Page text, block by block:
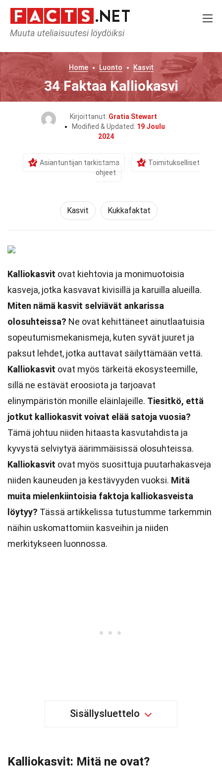
Muuta uteliaisuutesi löydöiksi
Home Luonto Kasvit
34 Faktaa Kalliokasvi
Kirjoittanut: Gratia Stewart
Modified & Updated: 19 Joulu
2024
Asiantuntijan tarkistama
Toimitukselliset
ohjeet
Kasvit Kukkafaktat
Kalliokasvit ovat kiehtovia ja monimuotoisia
kasveja, jotka kasvavat kivisillä ja karuilla alueilla.
Miten nämä kasvit selviävät ankarissa
olosuhteissa? Ne ovat kehittäneet ainutlaatuisia
sopeutumismekanismeja, kuten syvät juuret ja
paksut lehdet, jotka auttavat säilyttämään vettä.
Kalliokasvit ovat myös tärkeitä ekosysteemille,
sillä ne estävät eroosiota ja tarjoavat
elinympäristön monille eläinlajeille. Tiesitkö, että
jotkut kalliokasvit voivat elää satoja vuosia?
Tämä johtuu niiden hitaasta kasvutahdista ja
kyvystä selviytyä äärimmäisissä olosuhteissa.
Kalliokasvit ovat myös suosittuja puutarhakasveja
niiden kauneuden ja kestävyyden vuoksi. Mitä
muita mielenkiintoisia faktoja kalliokasveista
löytyy? Tässä artikkelissa tutustumme tarkemmin
näihin uskomattomiin kasveihin ja niiden
merkitykseen luonnossa.
Sisällysluettelo
Kalliokasvit: Mitä ne ovat?